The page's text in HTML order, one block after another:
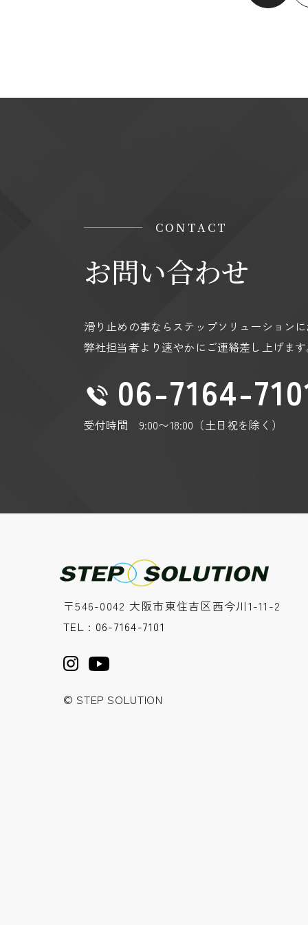
CONTACT
お問い合わせ
滑り止めの事ならステップソリューション
弊社担当者より速やかにご連絡差し上げま
06-7164-
受付時間 9:00〜18:00（土日祝を除く）
〒546-0042 大阪市東住吉区西今川1-11-2
TEL : 06-7164-7101
© STEP SOLUTION